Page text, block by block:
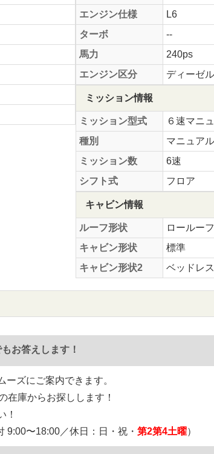
エンジン仕様
L6
ターボ
--
馬力
240ps
エンジン区分
ディーゼル
ミッション情報
ミッション型式
６速マニ
種別
マニュアル
ミッション数
6速
シフト式
フロア
キャビン情報
ルーフ形状
ロールーフ
キャビン形状
標準
キャビン形状2
ベッドレス
お答えします！
ズにご案内できます。
在庫からお探しします！
！
9:00〜18:00／休日：日・祝・ 第2第4土曜）